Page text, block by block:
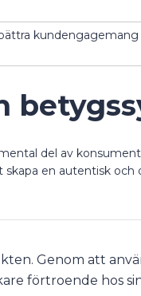
kundengagemang
del av
en autentisk och
Genom att
förtroende hos